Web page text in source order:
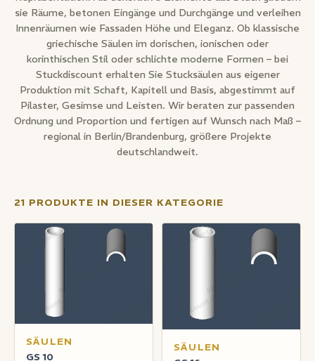
sie Räume, betonen Eingänge und Durchgänge und verleihen
Innenräumen wie Fassaden Höhe und Eleganz. Ob klassische
griechische Säulen im dorischen, ionischen oder
korinthischen Stil oder schlichte moderne Formen – bei
Stuckdiscount erhalten Sie Stucksäulen aus eigener
Produktion mit Schaft, Kapitell und Basis, abgestimmt auf
Pilaster, Gesimse und Leisten. Wir beraten zur passenden
Ordnung und Proportion und fertigen auf Wunsch nach Maß –
regional in Berlin/Brandenburg, größere Projekte
deutschlandweit.
21 PRODUKTE IN DIESER KATEGORIE
SÄULEN
GS 10
SÄULEN